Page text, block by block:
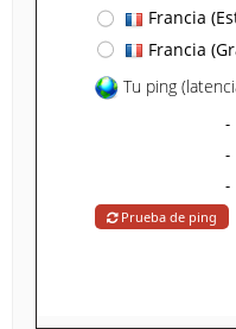
Francia
Francia
Tu ping
-
-
-
Prueba de ping